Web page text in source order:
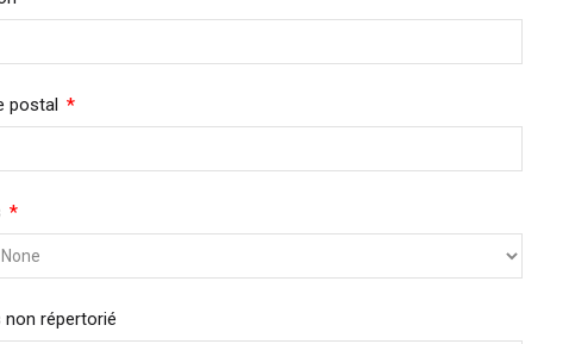
postal Required
Required
non répertorié